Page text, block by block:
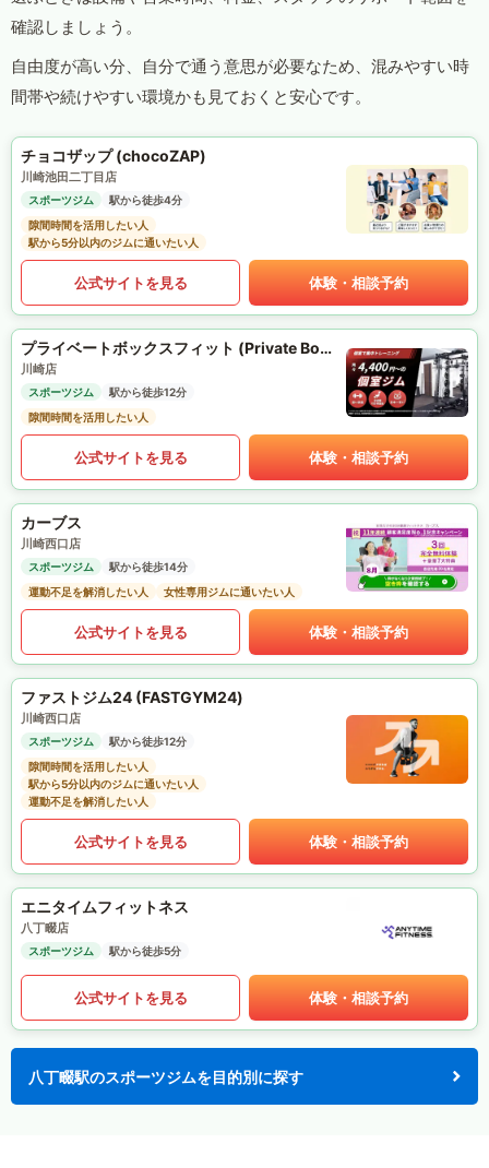
確認しましょう。
自由度が高い分、自分で通う意思が必要なため、混みやすい時
間帯や続けやすい環境かも見ておくと安心です。
チョコザップ (chocoZAP)
川崎池田二丁目店
スポーツジム
駅から徒歩4分
隙間時間を活用したい人
駅から5分以内のジムに通いたい人
公式サイトを見る 体験・相談予約
プライベートボックスフィット (Private Box Fit)
川崎店
スポーツジム
駅から徒歩12分
隙間時間を活用したい人
公式サイトを見る 体験・相談予約
カーブス
川崎西口店
スポーツジム
駅から徒歩14分
運動不足を解消したい人
女性専用ジムに通いたい人
公式サイトを見る 体験・相談予約
ファストジム24 (FASTGYM24)
川崎西口店
スポーツジム
駅から徒歩12分
隙間時間を活用したい人
駅から5分以内のジムに通いたい人
運動不足を解消したい人
公式サイトを見る 体験・相談予約
エニタイムフィットネス
八丁畷店
スポーツジム 駅から徒歩5分
公式サイトを見る 体験・相談予約
八丁畷駅のスポーツジムを目的別に探す